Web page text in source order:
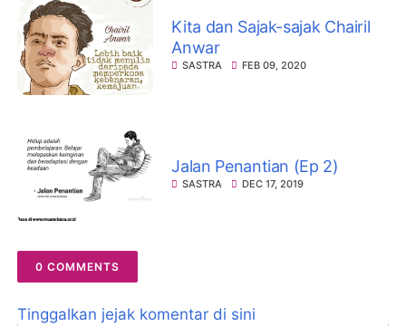
Kita dan Sajak-sajak Chairil
Anwar
SASTRA FEB 09, 2020
Jalan Penantian (Ep 2)
SASTRA DEC 17, 2019
0 COMMENTS
Tinggalkan jejak komentar di sini